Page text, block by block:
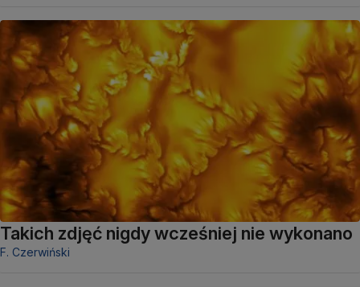
Takich zdjęć nigdy wcześniej nie wykonano
F. Czerwiński